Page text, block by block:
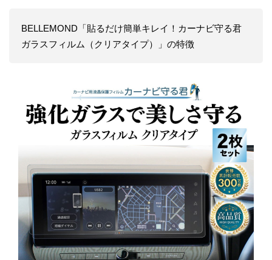
BELLEMOND「貼るだけ簡単キレイ！カーナビ守る君
ガラスフィルム（クリアタイプ）」の特徴